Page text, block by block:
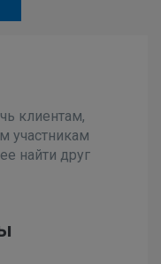
клиентам,
участникам
найти друг